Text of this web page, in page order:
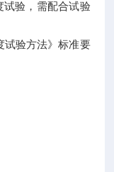
试验，需配合试验
试验方法》标准要